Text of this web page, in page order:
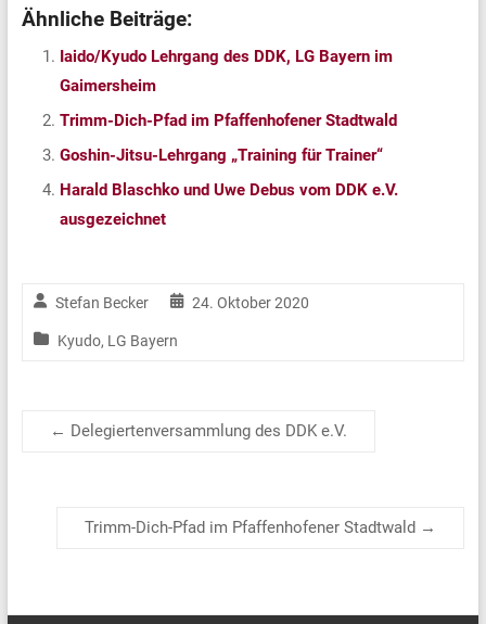
Ähnliche Beiträge:
Iaido/Kyudo Lehrgang des DDK, LG Bayern im
Gaimersheim
Trimm-Dich-Pfad im Pfaffenhofener Stadtwald
Goshin-Jitsu-Lehrgang „Training für Trainer“
Harald Blaschko und Uwe Debus vom DDK e.V.
ausgezeichnet
Stefan Becker 24. Oktober 2020
Kyudo, LG Bayern
← Delegiertenversammlung des DDK e.V.
Trimm-Dich-Pfad im Pfaffenhofener Stadtwald →